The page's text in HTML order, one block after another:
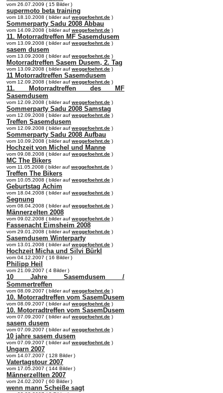
vom 26.07.2009 ( 15 Bilder )
supermoto beta training
vom 18.10.2008 ( bilder auf weggefoehnt.de )
Sommerparty Sadu 2008 Abbau
vom 14.09.2008 ( bilder auf weggefoehnt.de )
11. Motorradtreffen MF Sasemdusem
vom 13.09.2008 ( bilder auf weggefoehnt.de )
sasem dusem
vom 13.09.2008 ( bilder auf weggefoehnt.de )
Motorradtreffen Sasem Dusem, 2. Tag
vom 13.09.2008 ( bilder auf weggefoehnt.de )
11 Motorradtreffen Sasemdusem
vom 12.09.2008 ( bilder auf weggefoehnt.de )
11. Motorradtreffen des MF
Sasemdusem
vom 12.09.2008 ( bilder auf weggefoehnt.de )
Sommerparty Sadu 2008 Samstag
vom 12.09.2008 ( bilder auf weggefoehnt.de )
Treffen Sasemdusem
vom 12.09.2008 ( bilder auf weggefoehnt.de )
Sommerparty Sadu 2008 Aufbau
vom 10.09.2008 ( bilder auf weggefoehnt.de )
Hochzeit von Michel und Manne
vom 09.08.2008 ( bilder auf weggefoehnt.de )
MC The Bikers
vom 11.05.2008 ( bilder auf weggefoehnt.de )
Treffen The Bikers
vom 10.05.2008 ( bilder auf weggefoehnt.de )
Geburtstag Achim
vom 18.04.2008 ( bilder auf weggefoehnt.de )
Segnung
vom 08.04.2008 ( bilder auf weggefoehnt.de )
Männerzelten 2008
vom 09.02.2008 ( bilder auf weggefoehnt.de )
Fassenacht Eimsheim 2008
vom 29.01.2008 ( bilder auf weggefoehnt.de )
Sasemdusem Winterparty
vom 13.01.2008 ( bilder auf weggefoehnt.de )
Hochzeit Micha und Silvi Bürkl
vom 04.12.2007 ( 16 Bilder )
Philipp Heil
vom 21.09.2007 ( 4 Bilder )
10 Jahre Sasemdusem /
Sommertreffen
vom 08.09.2007 ( bilder auf weggefoehnt.de )
10. Motorradtreffen vom SasemDusem
vom 08.09.2007 ( bilder auf weggefoehnt.de )
10. Motorradtreffen vom SasemDusem
vom 07.09.2007 ( bilder auf weggefoehnt.de )
sasem dusem
vom 07.09.2007 ( bilder auf weggefoehnt.de )
10 jahre sasem dusem
vom 07.09.2007 ( bilder auf weggefoehnt.de )
Ungarn 2007
vom 14.07.2007 ( 128 Bilder )
Vatertagstour 2007
vom 17.05.2007 ( 144 Bilder )
Männerzellten 2007
vom 24.02.2007 ( 60 Bilder )
wenn mann Scheiße sagt